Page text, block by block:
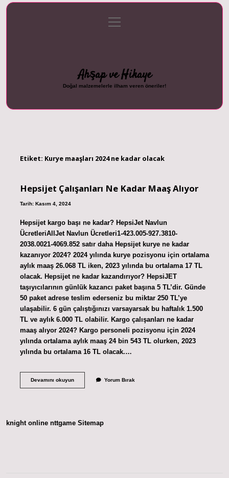
Gizlilik Politikası
menüyü
aç
Ahşap ve Hikaye
Doğal malzemelerle ilham veren öneriler!
Etiket: Kurye maaşları 2024 ne kadar olacak
Hepsijet Çalışanları Ne Kadar Maaş Alıyor
Tarih: Kasım 4, 2024
Hepsijet kargo başı ne kadar? HepsiJet Navlun
ÜcretleriAllJet Navlun Ücretleri1-423.005-927.3810-
2038.0021-4069.852 satır daha Hepsijet kurye ne kadar
kazanıyor 2024? 2024 yılında kurye pozisyonu için ortalama
aylık maaş 26.068 TL iken, 2023 yılında bu ortalama 17 TL
olacak. Hepsijet ne kadar kazandırıyor? HepsiJET
taşıyıcılarının günlük kazancı paket başına 5 TL’dir. Günde
50 paket adrese teslim ederseniz bu miktar 250 TL’ye
ulaşabilir. 6 gün çalıştığınızı varsayarsak bu haftalık 1.500
TL ve aylık 6.000 TL olabilir. Kargo çalışanları ne kadar
maaş alıyor 2024? Kargo personeli pozisyonu için 2024
yılında ortalama aylık maaş 24 bin 543 TL olurken, 2023
yılında bu ortalama 16 TL olacak.…
Devamını okuyunHepsijet
Yorum Bırak
knight online nttgame Sitemap